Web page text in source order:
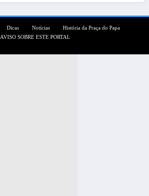
Dicas Notícias
História da Praça do Papa
AVISO SOBRE ESTE PORTAL